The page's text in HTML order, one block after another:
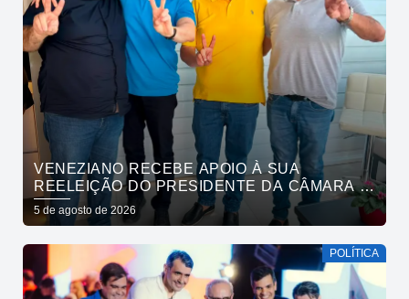
VENEZIANO RECEBE APOIO À SUA
REELEIÇÃO DO PRESIDENTE DA CÂMARA E
VEREADORES DE SÃO BENTO
5 de agosto de 2026
POLÍTICA